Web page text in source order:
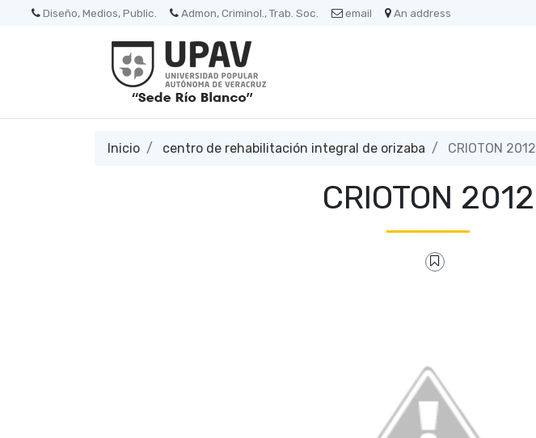
Diseño, Medios, Public. Admon, Criminol., Trab. Soc. email An address
Inicio centro de rehabilitación integral de orizaba CRIOTON 2012
CRIOTON 2012